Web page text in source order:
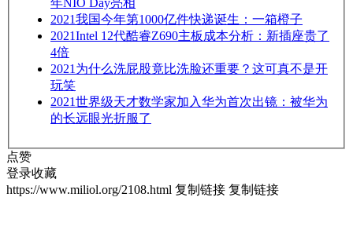
年NIO Day亮相
2021我国今年第1000亿件快递诞生：一箱橙子
2021Intel 12代酷睿Z690主板成本分析：新插座贵了
4倍
2021 为什么洗屁股竟比洗脸还重要？这可真不是开
玩笑
2021世界级天才数学家加入华为首次出镜：被华为
的长远眼光折服了
点赞
登录收藏
https://www.miliol.org/2108.html 复制链接 复制链接